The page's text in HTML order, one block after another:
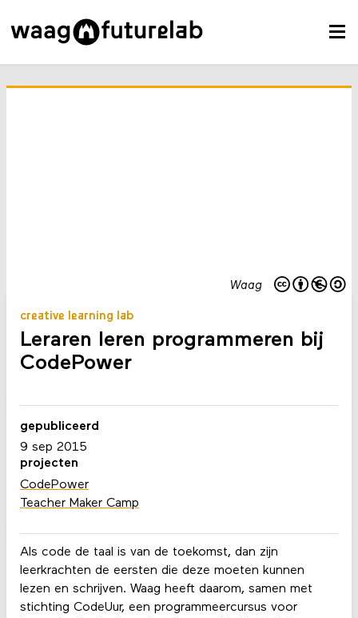
Waag
creative learning lab
Leraren leren programmeren bij
CodePower
Als code de taal is van de toekomst, dan zijn
leerkrachten de eersten die deze moeten kunnen
lezen en schrijven. Waag heeft daarom, samen met
stichting CodeUur, een programmeercursus voor
gepubliceerd
9 sep 2015
projecten
CodePower
Teacher Maker Camp